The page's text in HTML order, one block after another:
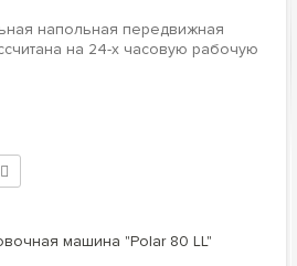
напольная передвижная
на 24-х часовую рабочую